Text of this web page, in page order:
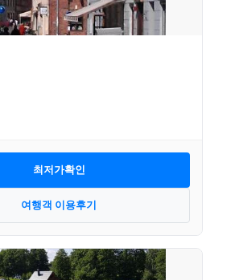
최저가확인
여행객 이용후기